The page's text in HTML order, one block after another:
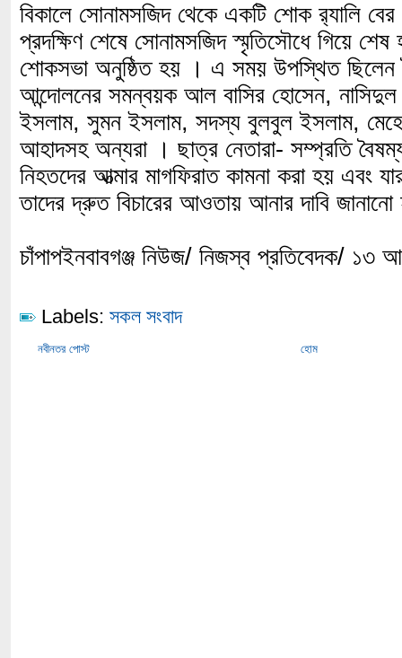
বিকালে সোনামসজিদ থেকে একটি শোক র‌্যালি
প্রদক্ষিণ শেষে সোনামসজিদ স্মৃতিসৌধে গিয়ে
শোকসভা অনুষ্ঠিত হয় । এ সময় উপস্থিত ছিলেন
আন্দোলনের সমন্বয়ক আল বাসির হোসেন,
ইসলাম, সুমন ইসলাম, সদস্য বুলবুল ইসলাম,
আহাদসহ অন্যরা । ছাত্র নেতারা- সম্প্রতি
নিহতদের আত্মার মাগফিরাত কামনা করা হয় এবং
তাদের দ্রুত বিচারের আওতায় আনার দাবি
চাঁপাপইনবাবগঞ্জ নিউজ/ নিজস্ব প্রতিবেদক/ ১৩
Labels: সকল সংবাদ
নবীনতর পোস্ট হোম